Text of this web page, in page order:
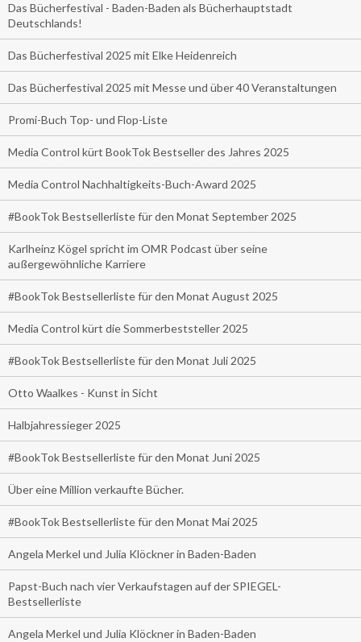
Das Bücherfestival - Baden-Baden als Bücherhauptstadt
Deutschlands!
Das Bücherfestival 2025 mit Elke Heidenreich
Das Bücherfestival 2025 mit Messe und über 40 Veranstaltungen
Promi-Buch Top- und Flop-Liste
Media Control kürt BookTok Bestseller des Jahres 2025
Media Control Nachhaltigkeits-Buch-Award 2025
#BookTok Bestsellerliste für den Monat September 2025
Karlheinz Kögel spricht im OMR Podcast über seine
außergewöhnliche Karriere
#BookTok Bestsellerliste für den Monat August 2025
Media Control kürt die Sommerbeststeller 2025
#BookTok Bestsellerliste für den Monat Juli 2025
Otto Waalkes - Kunst in Sicht
Halbjahressieger 2025
#BookTok Bestsellerliste für den Monat Juni 2025
Über eine Million verkaufte Bücher.
#BookTok Bestsellerliste für den Monat Mai 2025
Angela Merkel und Julia Klöckner in Baden-Baden
Papst-Buch nach vier Verkaufstagen auf der SPIEGEL-
Bestsellerliste
Angela Merkel und Julia Klöckner in Baden-Baden